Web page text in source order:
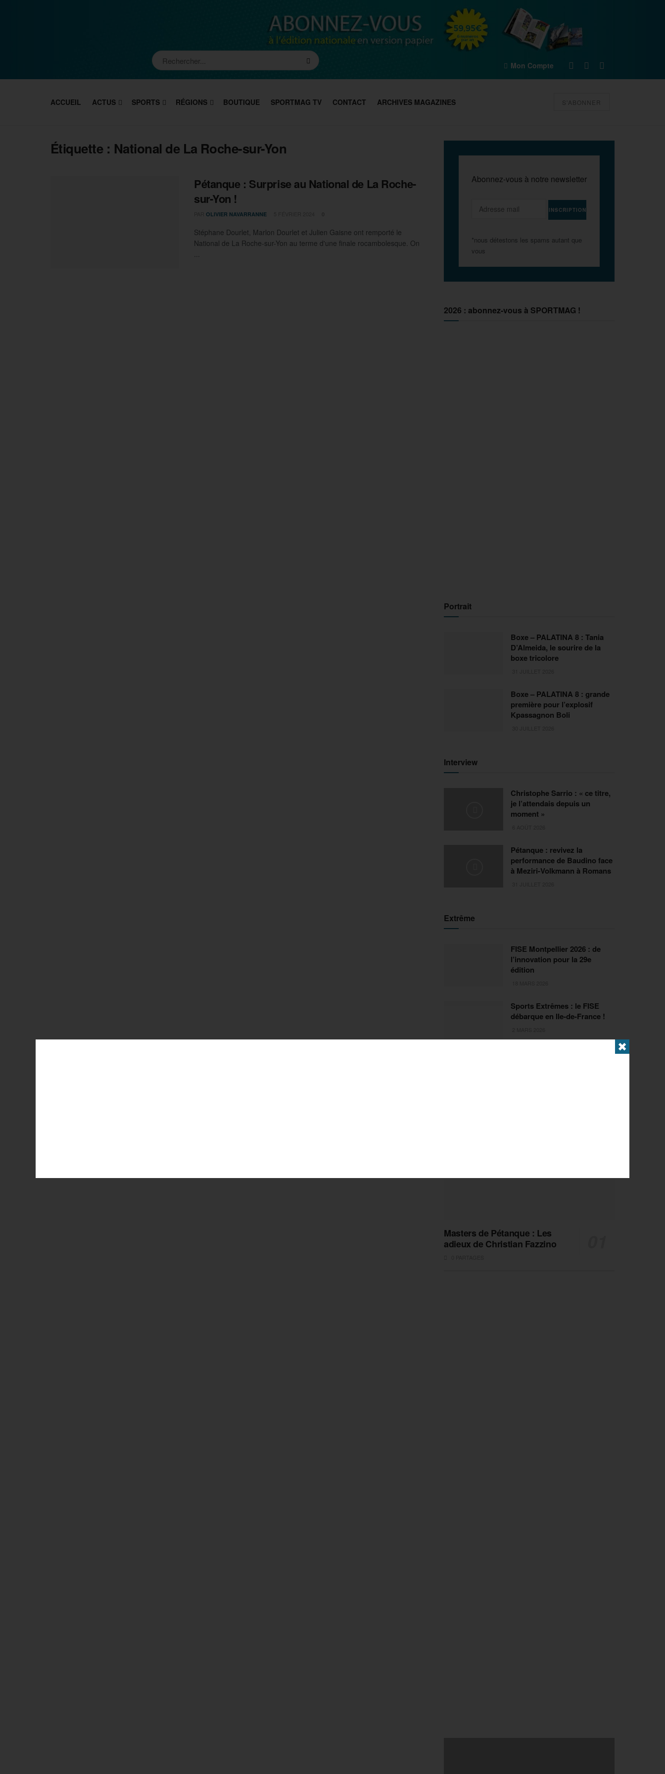
Mon Compte
ACCUEIL ACTUS SPORTS RÉGIONS BOUTIQUE SPORTMAG TV CONTACT ARCHIVES MAGAZINES S'ABONNER
Étiquette : National de La Roche-sur-Yon
Pétanque : Surprise au National de La Roche-
sur-Yon !
OLIVIER NAVARRANNE
Stéphane Dourlet, Marlon Dourlet et Julien Gaisne ont remporté le
National de La Roche-sur-Yon au terme d'une finale rocambolesque. On
...
Abonnez-vous à notre newsletter
*nous détestons les spams autant que
vous
2026 : abonnez-vous à SPORTMAG !
Portrait
Boxe – PALATINA 8 : Tania
D’Almeida, le sourire de la
boxe tricolore
Boxe – PALATINA 8 : grande
première pour l’explosif
Kpassagnon Boli
Interview
Christophe Sarrio : « ce titre,
je l’attendais depuis un
moment »
Pétanque : revivez la
performance de Baudino face
à Meziri-Volkmann à Romans
Extrême
FISE Montpellier 2026 : de
l’innovation pour la 29e
édition
Sports Extrêmes : le FISE
débarque en Ile-de-France !
Masters de Pétanque : Les
adieux de Christian Fazzino
✖